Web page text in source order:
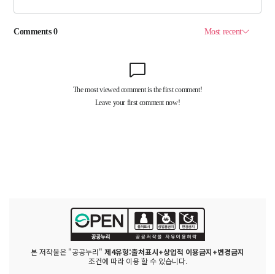
본 저작물은 "공공누리" 제4유형:출처표시+상업적 이용금지+변경금지
조건에 따라 이용 할 수 있습니다.